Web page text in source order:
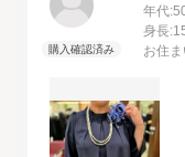
年代:
身長:
お住